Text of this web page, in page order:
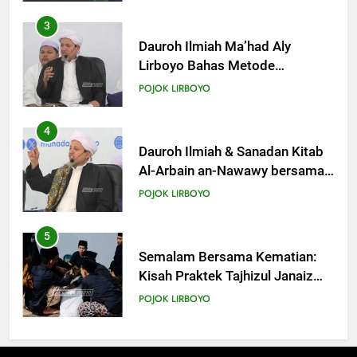
4
Dauroh Ilmiah & Sanadan Kitab
Al-Arbain an-Nawawy bersama
As-Syaikh Dr. Yasir Al-Adny
POJOK LIRBOYO
5
Semalam Bersama Kematian:
Kisah Praktek Tajhizul Janaiz
Siswa III Aliyah
POJOK LIRBOYO
6
Di Balik Dinginnya Malam
Lirboyo, Santri Kelas III Aliyah
Belajar Praktik Tajhizul Janaiz
POJOK LIRBOYO
7